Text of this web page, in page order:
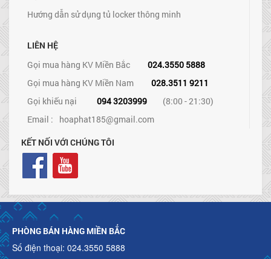
Hướng dẫn sử dụng tủ locker thông minh
LIÊN HỆ
Gọi mua hàng KV Miền Bắc
024.3550 5888
Gọi mua hàng KV Miền Nam
028.3511 9211
Gọi khiếu nại
094 3203999
(8:00 - 21:30)
Email : hoaphat185@gmail.com
KẾT NỐI VỚI CHÚNG TÔI
PHÒNG BÁN HÀNG MIỀN BẮC
Số điện thoại: 024.3550 5888